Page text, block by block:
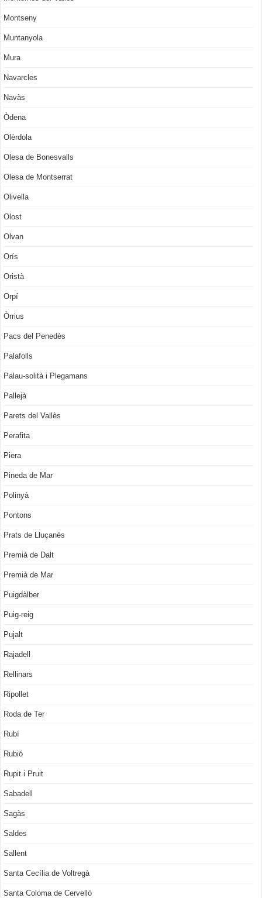
Montseny
Muntanyola
Mura
Navarcles
Navàs
Òdena
Olèrdola
Olesa de Bonesvalls
Olesa de Montserrat
Olivella
Olost
Olvan
Orís
Oristà
Orpí
Òrrius
Pacs del Penedès
Palafolls
Palau-solità i Plegamans
Pallejà
Parets del Vallès
Perafita
Piera
Pineda de Mar
Polinyà
Pontons
Prats de Lluçanès
Premià de Dalt
Premià de Mar
Puigdàlber
Puig-reig
Pujalt
Rajadell
Rellinars
Ripollet
Roda de Ter
Rubí
Rubió
Rupit i Pruit
Sabadell
Sagàs
Saldes
Sallent
Santa Cecília de Voltregà
Santa Coloma de Cervelló